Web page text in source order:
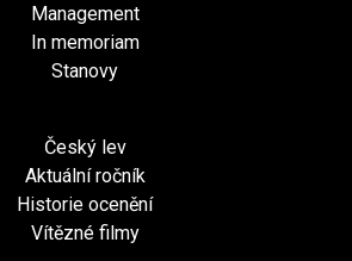
Management
In memoriam
Stanovy
Český lev
Aktuální ročník
Historie ocenění
Vítězné filmy